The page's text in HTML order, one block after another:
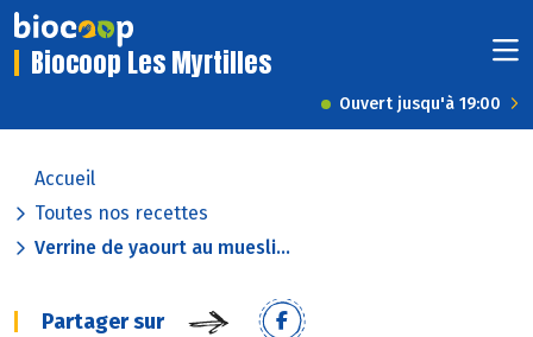
Biocoop Les Myrtilles
Ouvert jusqu'à 19:00
Accueil
Toutes nos recettes
Verrine de yaourt au muesli...
Partager sur